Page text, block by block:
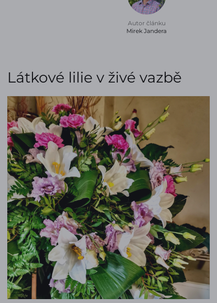
Autor článku
Mirek Jandera
Látkové lilie v živé vazbě